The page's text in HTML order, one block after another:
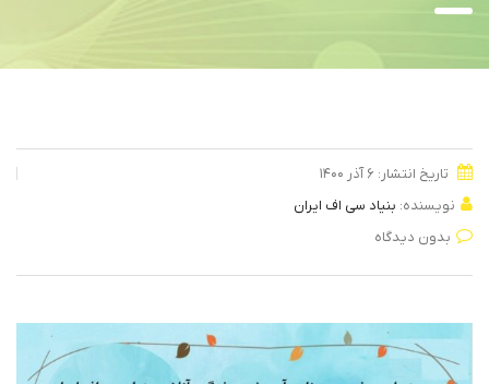
تاریخ انتشار: ۶ آذر ۱۴۰۰
نویسنده: بنیاد سی اف ایران
بدون دیدگاه